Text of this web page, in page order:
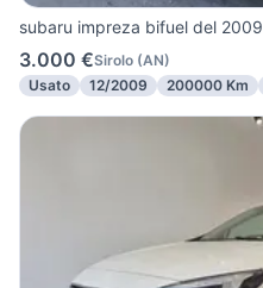
subaru impreza bifuel del 2009
3.000 €Sirolo (AN)
Usato
12/2009 200000 Km